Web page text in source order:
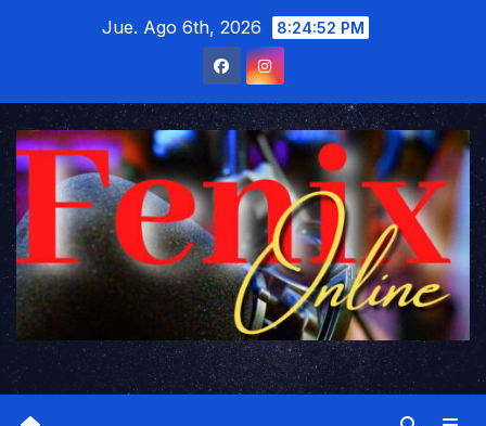
Jue. Ago 6th, 2026 8:24:53 PM